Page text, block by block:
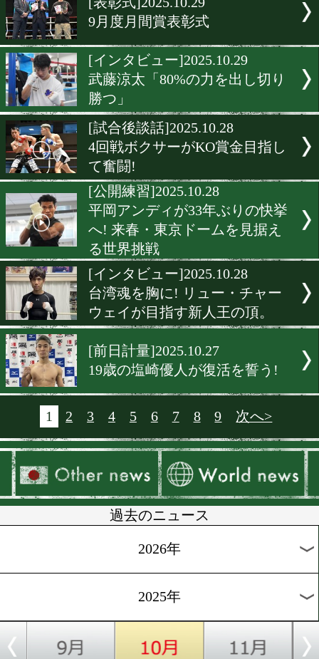
[インタビュー]2025.10.30
村田碧「シンプルな動きで
を制圧する」
[試合発表]2025.10.29
井岡一翔が大晦日にバンタ
で再起戦!
[試合後談話]2025.10.29
大湾硫斗! 世界ランカーと
真価を問われるリング
[表彰式]2025.10.29
9月度月間賞表彰式
[インタビュー]2025.10.29
武藤涼太「80%の力を出し
勝つ」
[試合後談話]2025.10.28
4回戦ボクサーがKO賞金目
て奮闘!
[公開練習]2025.10.28
平岡アンディが33年ぶりの
へ! 来春・東京ドームを見
る世界挑戦
[インタビュー]2025.10.28
ウェイが目指す新人王の頂